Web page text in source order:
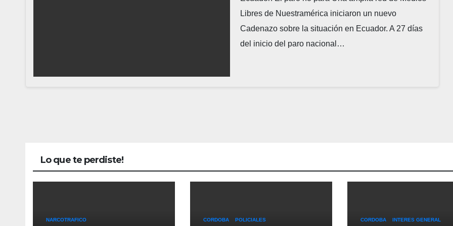
Libres de Nuestramérica iniciaron un nuevo
Cadenazo sobre la situación en Ecuador. A 27 días
del inicio del paro nacional…
Lo que te perdiste!
NARCOTRAFICO CORDOBA POLICIALES CORDOBA INTERES GENERAL